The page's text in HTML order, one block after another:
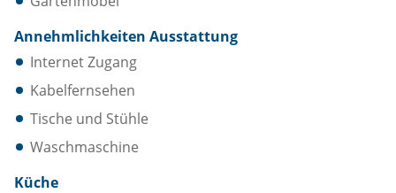
Annehmlichkeiten Ausstattung
Internet Zugang
Kabelfernsehen
Tische und Stühle
Waschmaschine
Küche